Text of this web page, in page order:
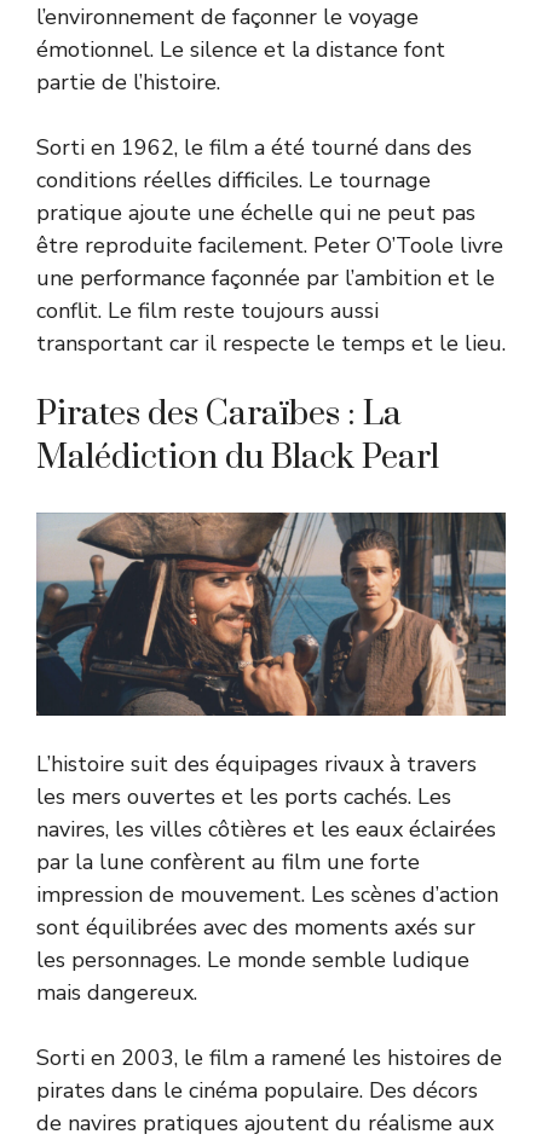
l’environnement de façonner le voyage
émotionnel. Le silence et la distance font
partie de l’histoire.
Sorti en 1962, le film a été tourné dans des
conditions réelles difficiles. Le tournage
pratique ajoute une échelle qui ne peut pas
être reproduite facilement. Peter O’Toole livre
une performance façonnée par l’ambition et le
conflit. Le film reste toujours aussi
transportant car il respecte le temps et le lieu.
Pirates des Caraïbes : La
Malédiction du Black Pearl
L’histoire suit des équipages rivaux à travers
les mers ouvertes et les ports cachés. Les
navires, les villes côtières et les eaux éclairées
par la lune confèrent au film une forte
impression de mouvement. Les scènes d’action
sont équilibrées avec des moments axés sur
les personnages. Le monde semble ludique
mais dangereux.
Sorti en 2003, le film a ramené les histoires de
pirates dans le cinéma populaire. Des décors
de navires pratiques ajoutent du réalisme aux